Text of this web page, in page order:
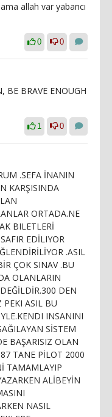
allah var yabancı
0 0
BE BRAVE ENOUGH
1 0
.SEFA İNANIN
KARŞISINDA
ORTADA.NE
BILETLERİ
EDİLIYOR
.ASIL
ÇOK SINAV .BU
OLANLARIN
DEN
PEKI ASIL BU
INSANINI
SİSTEM
BAŞARISIZ OLAN
TANE PİLOT 2000
TAMAMLAYIP
ALİBEYİN
NASIL